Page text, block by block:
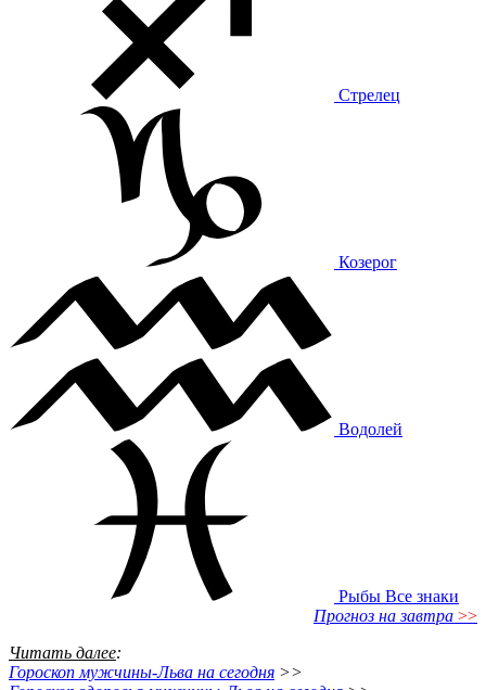
Стрелец
Козерог
Водолей
Рыбы Все знаки
Прогноз на завтра >>
Читать далее:
Гороскоп мужчины-Льва на сегодня >>